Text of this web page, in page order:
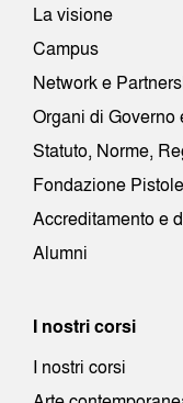
La visione
Campus
Network e
Organi di Governo
Statuto, Norme,
Fondazione
Accreditamento e
Alumni
I nostri corsi
I nostri corsi